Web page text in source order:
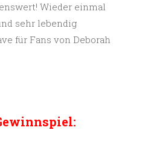
Wieder einmal
sehr lebendig
für Fans von Deborah